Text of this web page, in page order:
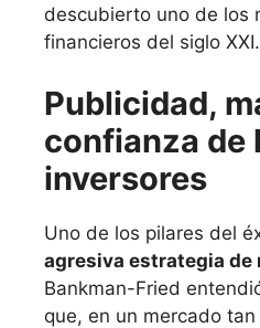
descubierto uno de los
financieros del siglo XXI.
Publicidad,
confianza de
inversores
Uno de los pilares del
agresiva estrategia de
Bankman-Fried
que, en un mercado